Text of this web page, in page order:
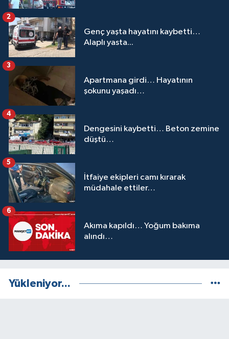
Genç yaşta hayatını kaybetti…
Alaplı yasta...
2
Apartmana girdi… Hayatının
şokunu yaşadı…
3
Dengesini kaybetti… Beton zemine
düştü…
4
İtfaiye ekipleri camı kırarak
müdahale ettiler…
5
Akıma kapıldı… Yoğum bakıma
alındı…
6
Yükleniyor...